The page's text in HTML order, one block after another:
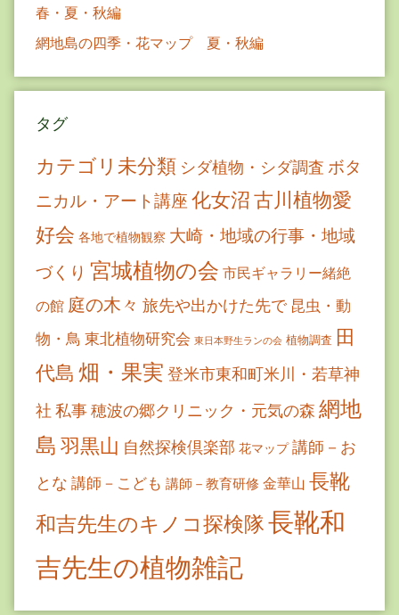
春・夏・秋編
網地島の四季・花マップ 夏・秋編
タグ
カテゴリ未分類 シダ植物・シダ調査 ボタ
ニカル・アート講座 化女沼古川植物愛
好会 各地で植物観察 大崎・地域の行事・地域
づくり 宮城植物の会 市民ギャラリー緒絶
の館 庭の木々 旅先や出かけた先で 昆虫・動
物・鳥 東北植物研究会 東日本野生ランの会 植物調査 田
代島 畑・果実 登米市東和町米川・若草神
社 私事穂波の郷クリニック・元気の森 網地
島 羽黒山 自然探検倶楽部 花マップ 講師－お
とな 講師－こども 講師－教育研修 金華山 長靴
和吉先生のキノコ探検隊長靴和
吉先生の植物雑記